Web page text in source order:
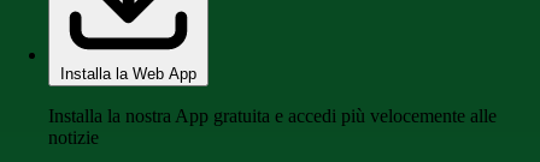
Installa la Web App
Installa la nostra App gratuita e accedi più velocemente alle
notizie